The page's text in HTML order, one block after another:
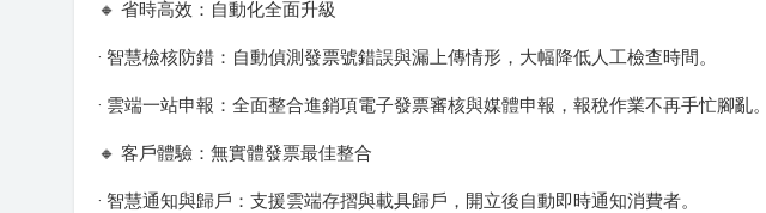
🔸 省時高效：自動化全面升級
· 智慧檢核防錯：自動偵測發票號錯誤與漏上傳情形，大幅降低人工檢查時間。
· 雲端一站申報：全面整合進銷項電子發票審核與媒體申報，報稅作業不再手忙腳亂。
🔸 客戶體驗：無實體發票最佳整合
· 智慧通知與歸戶：支援雲端存摺與載具歸戶，開立後自動即時通知消費者。